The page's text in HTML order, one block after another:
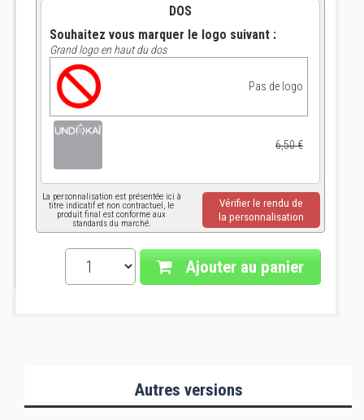
DOS
Souhaitez vous marquer le logo suivant :
Grand logo en haut du dos
Pas de logo
6,50 €
La personnalisation est présentée ici à
titre indicatif et non contractuel, le
produit final est conforme aux
standards du marché.
Vérifier le rendu de
la personnalisation
Ajouter au panier
Autres versions